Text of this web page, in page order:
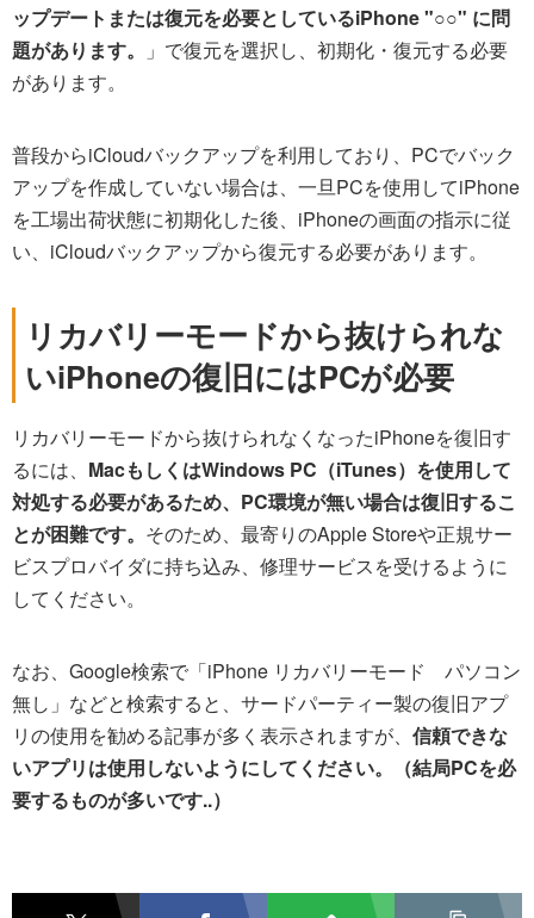
ップデートまたは復元を必要としているiPhone "○○" に問
題があります。
」で復元を選択し、初期化・復元する必要
があります。
普段からiCloudバックアップを利用しており、PCでバック
アップを作成していない場合は、一旦PCを使用してiPhone
を工場出荷状態に初期化した後、iPhoneの画面の指示に従
い、iCloudバックアップから復元する必要があります。
リカバリーモードから抜けられな
いiPhoneの復旧にはPCが必要
リカバリーモードから抜けられなくなったiPhoneを復旧す
るには、 MacもしくはWindows PC（iTunes）を使用して
対処する必要があるため、PC環境が無い場合は復旧するこ
とが困難です。 そのため、最寄りのApple Storeや正規サー
ビスプロバイダに持ち込み、修理サービスを受けるように
してください。
なお、Google検索で「iPhone リカバリーモード パソコン
無し」などと検索すると、サードパーティー製の復旧アプ
リの使用を勧める記事が多く表示されますが、 信頼できな
いアプリは使用しないようにしてください。（結局PCを必
要するものが多いです..）